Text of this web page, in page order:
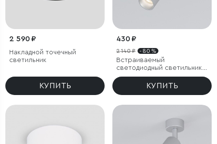
2 590 ₽
Накладной точечный
светильник
КУПИТЬ
430 ₽
2 140 ₽ - 80 %
Встраиваемый
светодиодный светильник
Diffe серебряный
КУПИТЬ